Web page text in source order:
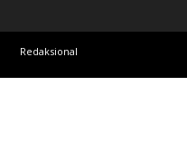
Redaksional